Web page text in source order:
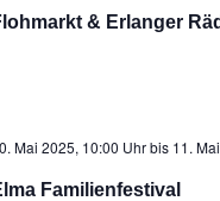
& Erlanger
Mai 2025, 10:00 Uhrbis 11.
Familienfestival